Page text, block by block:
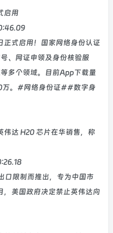
启用
式启用！国家网络身份认证
、网证申领及身份核验服
多个领域。目前App下载量
万。#网络身份证##数字身
伟达 H20 芯片在华销售，称
口限制而推出，专为中国市
，美国政府决定禁止英伟达向